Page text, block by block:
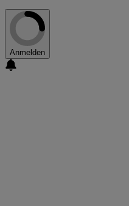
Anmelden